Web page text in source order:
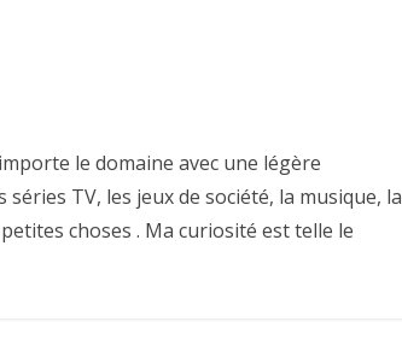
le domaine avec une légère
TV, les jeux de société, la musique, la
choses . Ma curiosité est telle le